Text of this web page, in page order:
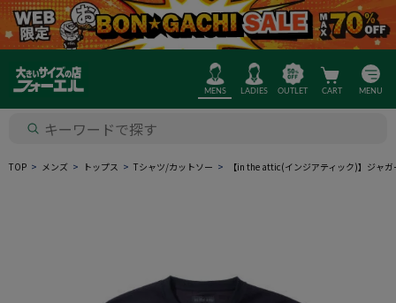
MENS LADIES OUTLET CART MENU
TOP メンズ トップス Tシャツ/カットソー 【in the attic(インジアティック)】ジャ